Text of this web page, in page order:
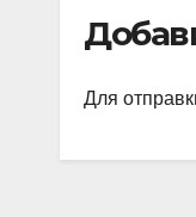
Для